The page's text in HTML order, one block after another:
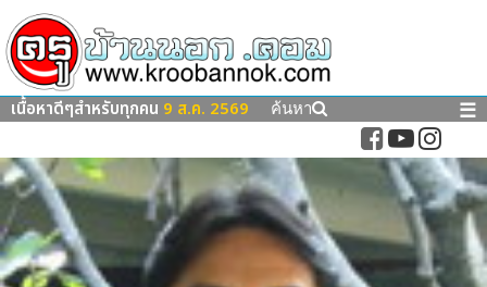
เนื้อหาดีๆสำหรับทุกคน 9 ส.ค. 2569 ค้นหา ☰